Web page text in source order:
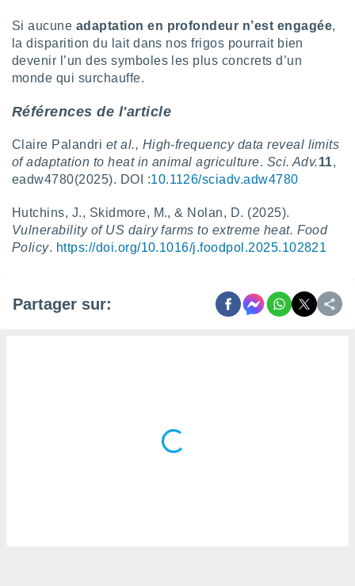
et
des
études
et
1199
Si aucune adaptation en profondeur n’est engagée,
la disparition du lait dans nos frigos pourrait bien
devenir l’un des symboles les plus concrets d’un
monde qui surchauffe.
Références de l'article
Claire Palandri et al., High-frequency data reveal limits
of adaptation to heat in animal agriculture. Sci. Adv.11,
eadw4780(2025). DOI :10.1126/sciadv.adw4780
Hutchins, J., Skidmore, M., & Nolan, D. (2025).
Vulnerability of US dairy farms to extreme heat. Food
Policy. https://doi.org/10.1016/j.foodpol.2025.102821
Partager sur: